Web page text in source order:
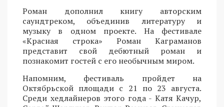
Роман дополнил книгу авторским
саундтреком, объединив литературу и
музыку в одном проекте. На фестивале
«Красная строка» Роман Каграманов
представит свой дебютный роман и
познакомит гостей с его необычным миром.
Напомним, фестиваль пройдет на
Октябрьской площади с 21 по 23 августа.
Среди хедлайнеров этого года - Катя Качур,